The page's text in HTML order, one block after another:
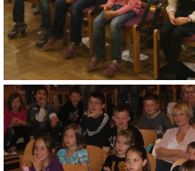
DSC04166